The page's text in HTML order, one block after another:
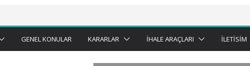
GENEL KONULAR KARARLAR İHALE ARAÇLARI İLETISIM